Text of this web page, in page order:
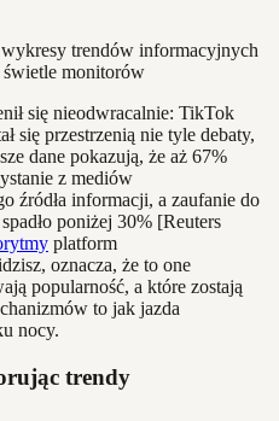
się nieodwracalnie: TikTok
się przestrzenią nie tyle debaty,
dane pokazują, że aż 67%
z mediów
źródła informacji, a zaufanie do
poniżej 30% [Reuters
platform
oznacza, że to one
popularność, a które zostają
to jak jazda
nocy.
trendy